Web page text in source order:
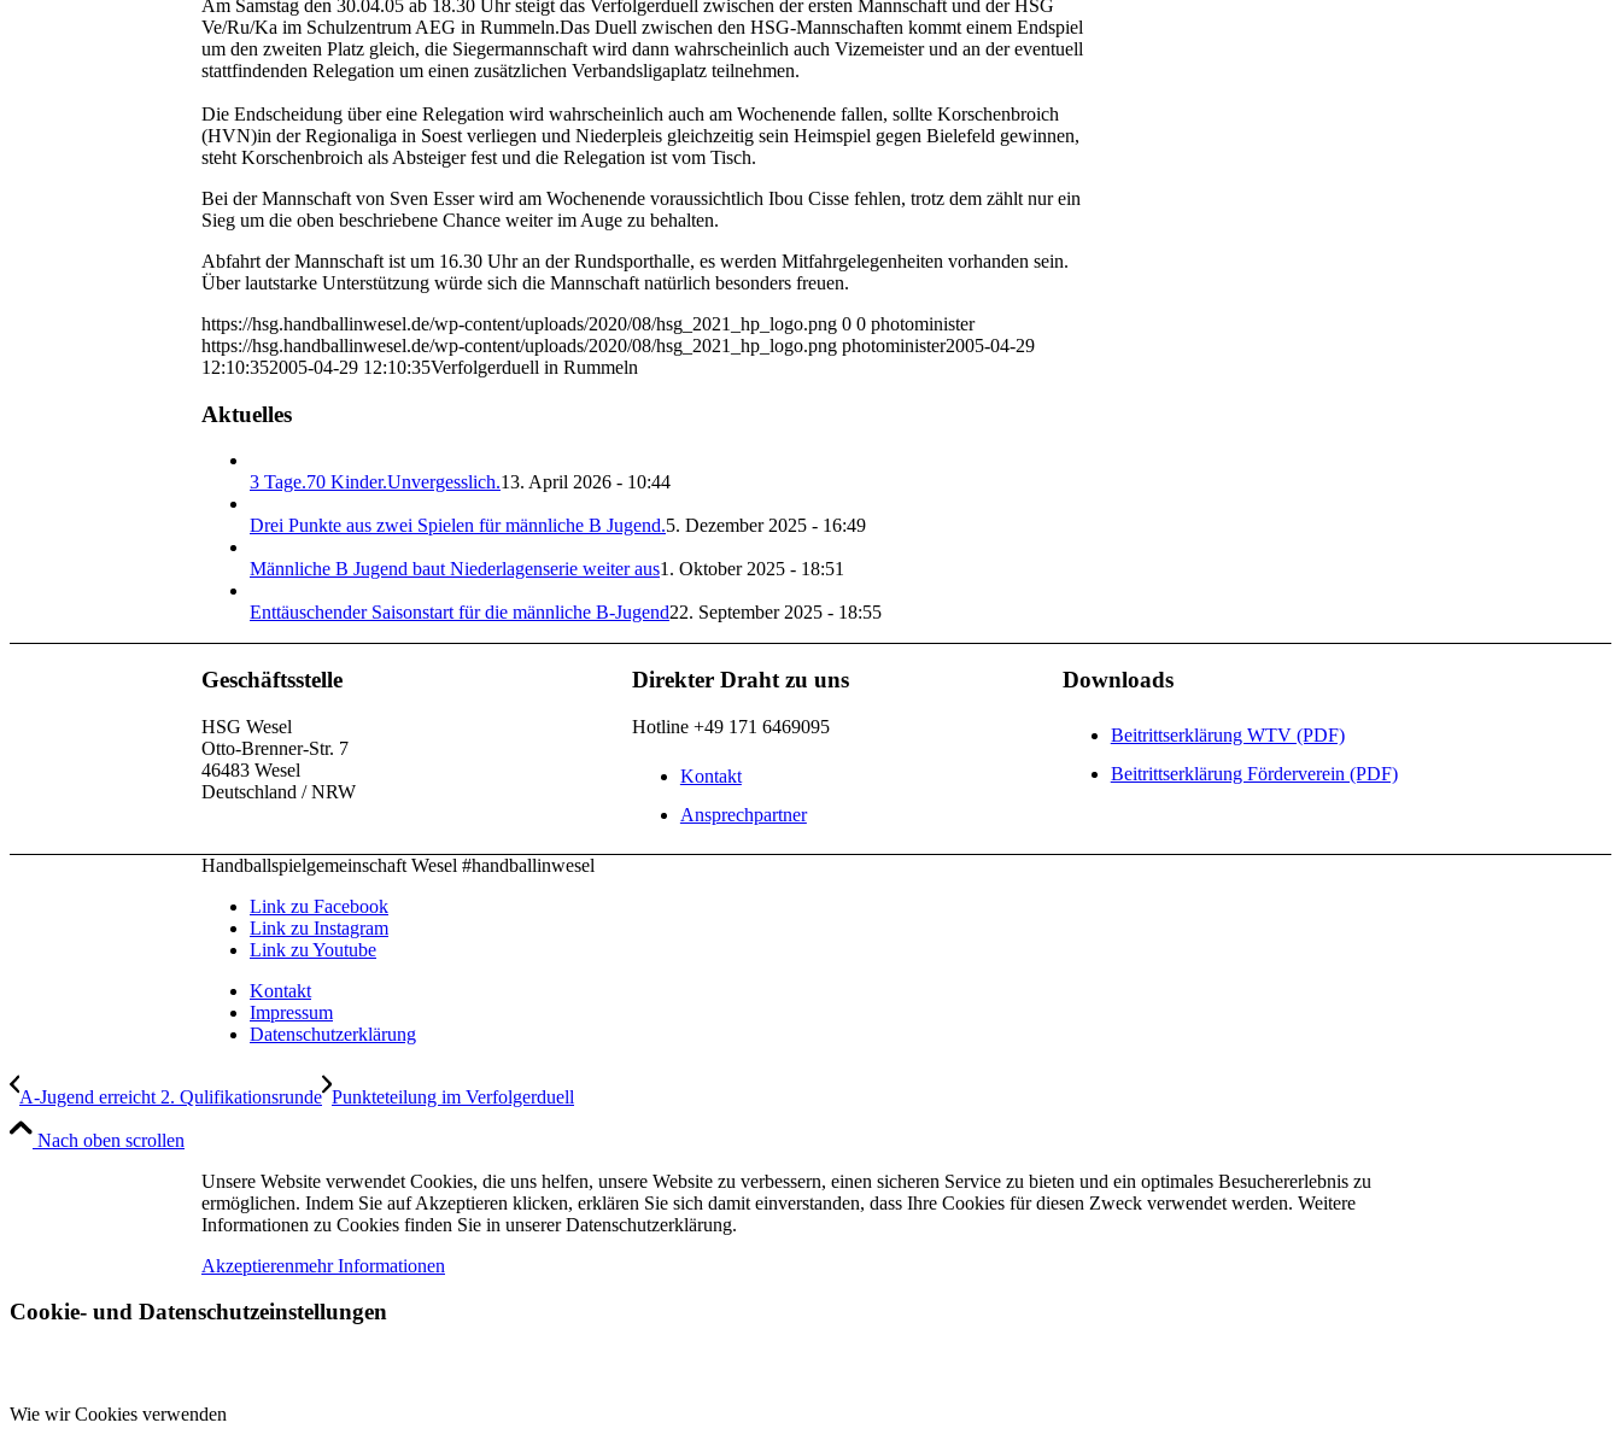
Am Samstag den 30.04.05 ab 18.30 Uhr steigt das Verfolgerduell zwischen der ersten Mannschaft und der HSG
Ve/Ru/Ka im Schulzentrum AEG in Rummeln.Das Duell zwischen den HSG-Mannschaften kommt einem Endspiel
um den zweiten Platz gleich, die Siegermannschaft wird dann wahrscheinlich auch Vizemeister und an der eventuell
stattfindenden Relegation um einen zusätzlichen Verbandsligaplatz teilnehmen.
Die Endscheidung über eine Relegation wird wahrscheinlich auch am Wochenende fallen, sollte Korschenbroich
(HVN)in der Regionaliga in Soest verliegen und Niederpleis gleichzeitig sein Heimspiel gegen Bielefeld gewinnen,
steht Korschenbroich als Absteiger fest und die Relegation ist vom Tisch.
Bei der Mannschaft von Sven Esser wird am Wochenende voraussichtlich Ibou Cisse fehlen, trotz dem zählt nur ein
Sieg um die oben beschriebene Chance weiter im Auge zu behalten.
Abfahrt der Mannschaft ist um 16.30 Uhr an der Rundsporthalle, es werden Mitfahrgelegenheiten vorhanden sein.
Über lautstarke Unterstützung würde sich die Mannschaft natürlich besonders freuen.
https://hsg.handballinwesel.de/wp-content/uploads/2020/08/hsg_2021_hp_logo.png 0 0 photominister
https://hsg.handballinwesel.de/wp-content/uploads/2020/08/hsg_2021_hp_logo.png photominister2005-04-29
12:10:352005-04-29 12:10:35Verfolgerduell in Rummeln
Aktuelles
3 Tage.70 Kinder.Unvergesslich.13. April 2026 - 10:44
Drei Punkte aus zwei Spielen für männliche B Jugend.5. Dezember 2025 - 16:49
Männliche B Jugend baut Niederlagenserie weiter aus1. Oktober 2025 - 18:51
Enttäuschender Saisonstart für die männliche B-Jugend22. September 2025 - 18:55
Geschäftsstelle
HSG Wesel
Otto-Brenner-Str. 7
46483 Wesel
Deutschland / NRW
Direkter Draht zu uns
Hotline +49 171 6469095
Kontakt
Ansprechpartner
Downloads
Beitrittserklärung WTV (PDF)
Beitrittserklärung Förderverein (PDF)
Handballspielgemeinschaft Wesel #handballinwesel
Link zu Facebook
Link zu Instagram
Link zu Youtube
Kontakt
Impressum
Datenschutzerklärung
A-Jugend erreicht 2. Qulifikationsrunde Punkteteilung im Verfolgerduell
Nach oben scrollen
Unsere Website verwendet Cookies, die uns helfen, unsere Website zu verbessern, einen sicheren Service zu bieten und ein optimales Besuchererlebnis zu
ermöglichen. Indem Sie auf Akzeptieren klicken, erklären Sie sich damit einverstanden, dass Ihre Cookies für diesen Zweck verwendet werden. Weitere
Informationen zu Cookies finden Sie in unserer Datenschutzerklärung.
Akzeptierenmehr Informationen
Cookie- und Datenschutzeinstellungen
Wie wir Cookies verwenden